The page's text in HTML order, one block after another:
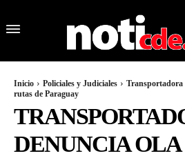
Inicio Policiales y Judiciales
Transportadora
rutas de Paraguay
DENUNCIA OLA